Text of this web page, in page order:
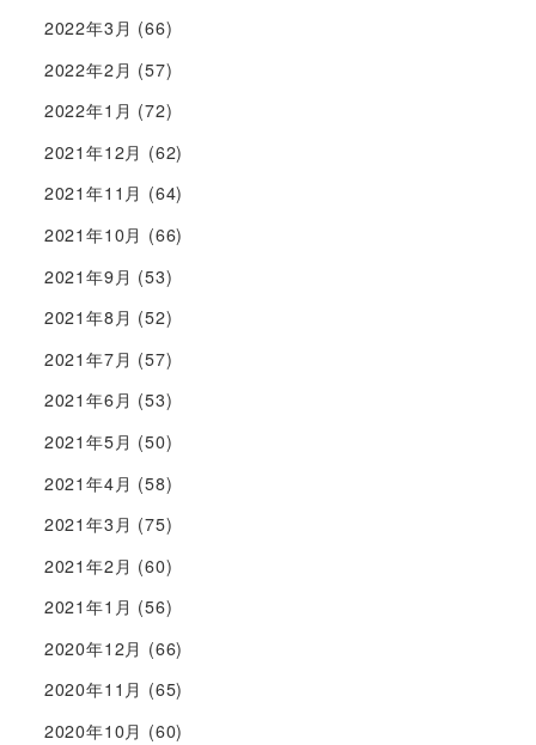
2022年3月 (66)
2022年2月 (57)
2022年1月 (72)
2021年12月 (62)
2021年11月 (64)
2021年10月 (66)
2021年9月 (53)
2021年8月 (52)
2021年7月 (57)
2021年6月 (53)
2021年5月 (50)
2021年4月 (58)
2021年3月 (75)
2021年2月 (60)
2021年1月 (56)
2020年12月 (66)
2020年11月 (65)
2020年10月 (60)